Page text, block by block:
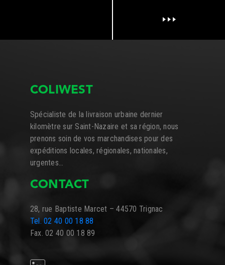
COLIWEST
Spécialiste de la livraison urbaine dernier
kilomètre sur Saint-Nazaire et sa région, nous
prenons soin de vos marchandises pour des
expéditions locales, régionales, nationales,
urgentes…
CONTACT
28, rue Baptiste Marcet – 44570 Trignac
Tel. 02 40 00 18 88
Fax. 02 40 00 18 89